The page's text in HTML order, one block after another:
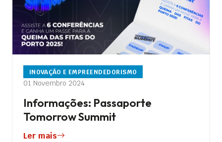
INOVAÇÃO E EMPREENDEDORISMO
01 Novembro 2024
Informações: Passaporte
Tomorrow Summit
Ler mais